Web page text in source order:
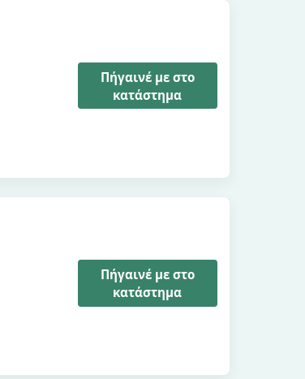
Πήγαινέ με στο
κατάστημα
Πήγαινέ με στο
κατάστημα